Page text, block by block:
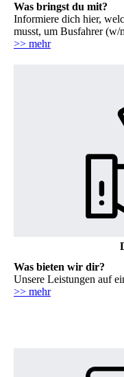
Was bringst du mit?
Informiere dich hier,
musst, um Busfahrer (w/
>> mehr
Was bieten wir dir?
Unsere Leistungen auf
>> mehr